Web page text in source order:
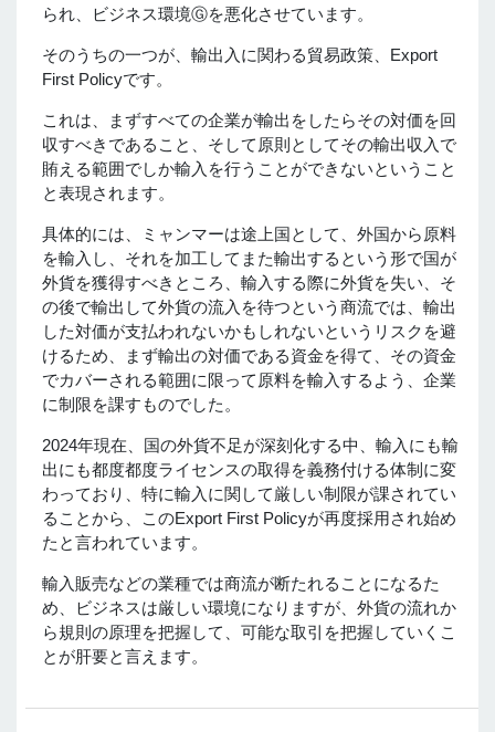
られ、ビジネス環境Ⓖを悪化させています。
そのうちの一つが、輸出入に関わる貿易政策、Export
First Policyです。
これは、まずすべての企業が輸出をしたらその対価を回
収すべきであること、そして原則としてその輸出収入で
賄える範囲でしか輸入を行うことができないということ
と表現されます。
具体的には、ミャンマーは途上国として、外国から原料
を輸入し、それを加工してまた輸出するという形で国が
外貨を獲得すべきところ、輸入する際に外貨を失い、そ
の後で輸出して外貨の流入を待つという商流では、輸出
した対価が支払われないかもしれないというリスクを避
けるため、まず輸出の対価である資金を得て、その資金
でカバーされる範囲に限って原料を輸入するよう、企業
に制限を課すものでした。
2024年現在、国の外貨不足が深刻化する中、輸入にも輸
出にも都度都度ライセンスの取得を義務付ける体制に変
わっており、特に輸入に関して厳しい制限が課されてい
ることから、このExport First Policyが再度採用され始め
たと言われています。
輸入販売などの業種では商流が断たれることになるた
め、ビジネスは厳しい環境になりますが、外貨の流れか
ら規則の原理を把握して、可能な取引を把握していくこ
とが肝要と言えます。